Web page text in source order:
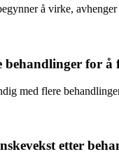
å virke,
behandlinger for å
med flere
etter